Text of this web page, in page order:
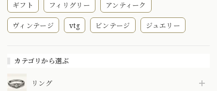
ギフト フィリグリー アンティーク
ヴィンテージ vtg ビンテージ ジュエリー
カテゴリから選ぶ
リング